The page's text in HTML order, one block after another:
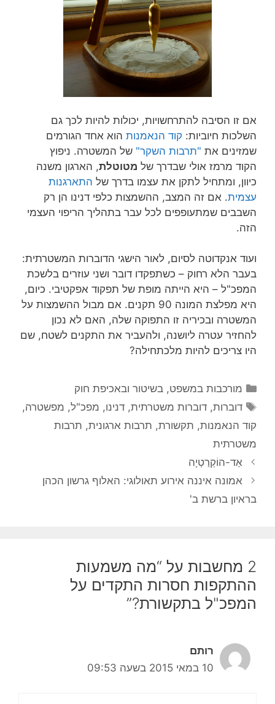
אם זו הסיבה להתרחשויות, יכולות להיות לכך גם
השלכות חיוביות: קוד הנאמנות הוא אחד הגורמים
שמזינים את "תרבות השקר" של המשטרה. ניפוץ
הקוד מרמז אולי שבדרך של מטוטלת, הארגון משנה
כיוון, ומתחיל לתקן את עצמו בדרך של התארגנות
עצמית. אם זה המצב, ההשמצות כלפי דנינו הן רק
השבבים שמתעופפים לכל עבר בתהליך הריפוי העצמי
הזה.
ועוד אנקדוטה לסיום, לאור הישגי הדוברות המשטרתית:
בעבר הלא רחוק – כשתפקדו דובר ושני עוזרים בלשכת
המפכ"ל – היא הייתה מופת של תפקוד אפקטיבי. כיום,
היא מפלצת המונה 90 תקנים. אם מבול ההשמצות על
המשטרה ובכיריה זו התפוקה שלה, האם לא נכון
להחזיר עטרה ליושנה, ולהעביר את התקנים לשטח, שם
היו צריכים להיות מלכתחילה?
קטגוריות
מורכבות במשפט, בשיטור ובאכיפת חוק
תגיות
דוברות,דוברות משטרתית,דנינו, מפכ"ל, מפשטרה,
קוד הנאמנות, תקשורת, תרבות ארגונית, תרבות
משטרתית
אַד-הוֹקְרַטְיָה
אמונה איננה אירוע תאולוגי: האלוף גרשון הכהן
בראיון ברשת ב'
2 מחשבות על “מה משמעות
ההתקפות חסרות התקדים על
המפכ"ל בתקשורת?”
רותם
10 במאי 2015 בשעה 09:53